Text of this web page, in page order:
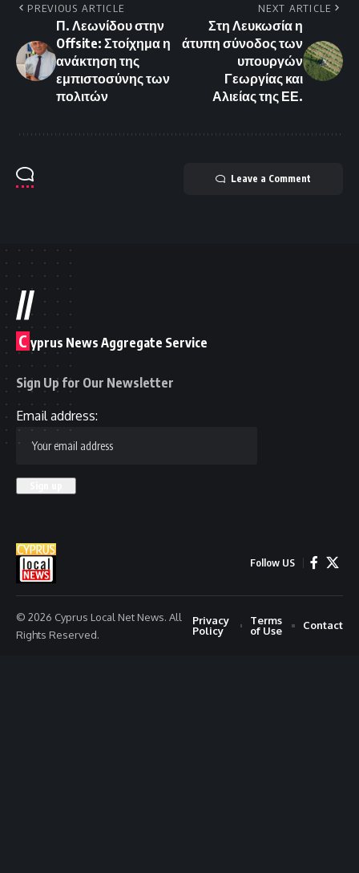
PREVIOUS ARTICLE
Π. Λεωνίδου στην
Offsite: Στοίχημα η
ανάκτηση της
εμπιστοσύνης των
πολιτών
NEXT ARTICLE
Στη Λευκωσία η
άτυπη σύνοδος των
υπουργών
Γεωργίας και
Αλιείας της ΕΕ.
Leave a Comment
//
C yprus News Aggregate Service
Sign Up for Our Newsletter
Email address:
Follow US
© 2026 Cyprus Local Net News. All
Rights Reserved.
Privacy
Policy
Terms
of Use
Contact